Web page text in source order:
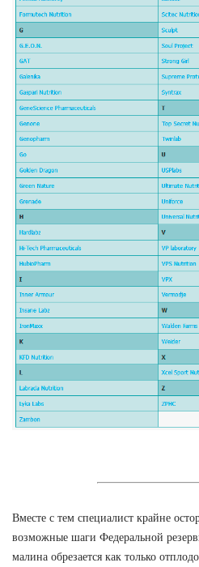
Вместе с тем специалист крайне
возможные шаги Федеральной
малина обрезается как только